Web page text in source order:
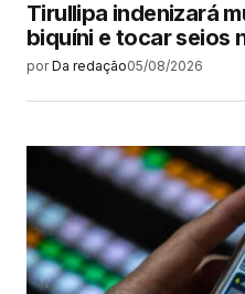
Tirullipa indenizará
biquíni e tocar seios
por Da redação05/08/2026